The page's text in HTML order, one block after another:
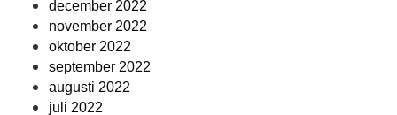
december 2022
november 2022
oktober 2022
september 2022
augusti 2022
juli 2022